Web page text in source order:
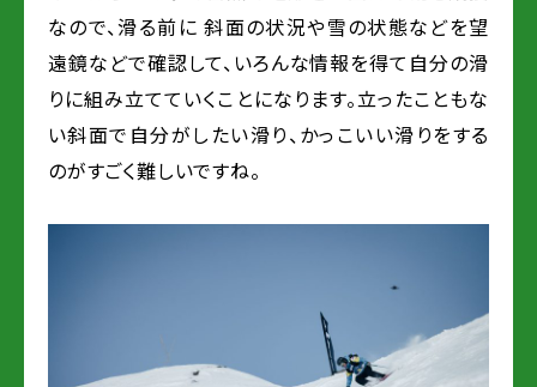
なので、滑る前に 斜面の状況や雪の状態などを望
遠鏡などで確認して、いろんな情報を得て自分の滑
りに組み立てていくことになります。立ったこともな
い斜面で自分がしたい滑り、かっこいい滑りをする
のがすごく難しいですね。